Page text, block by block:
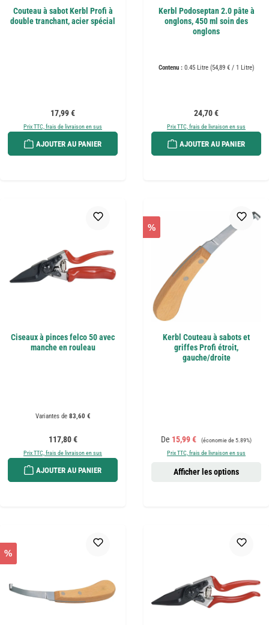
Couteau à sabot Kerbl Profi à
double tranchant, acier spécial
Prix régulier :
17,99 €
Prix TTC, frais de livraison en sus
AJOUTER AU PANIER
Kerbl Podoseptan 2.0 pâte à
onglons, 450 ml soin des
onglons
Contenu : 0.45 Litre (54,89 € / 1 Litre)
Prix régulier :
24,70 €
Prix TTC, frais de livraison en sus
AJOUTER AU PANIER
Ciseaux à pinces felco 50 avec
manche en rouleau
Variantes de83,60 €
Prix régulier :
117,80 €
Prix TTC, frais de livraison en sus
AJOUTER AU PANIER
%
Kerbl Couteau à sabots et
griffes Profi étroit,
gauche/droite
Prix de vente :
De 15,99 € Prix régulier :
(économie de 5.89%)
Prix TTC, frais de livraison en sus
Afficher les options
%